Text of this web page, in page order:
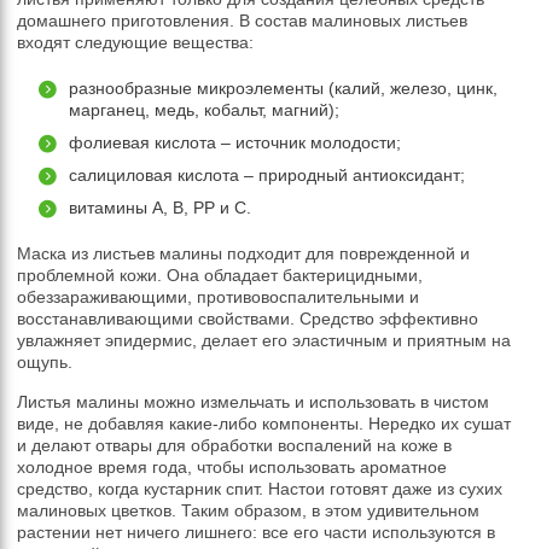
домашнего приготовления. В состав малиновых листьев
входят следующие вещества:
разнообразные микроэлементы (калий, железо, цинк,
марганец, медь, кобальт, магний);
фолиевая кислота – источник молодости;
салициловая кислота – природный антиоксидант;
витамины А, В, РР и С.
Маска из листьев малины подходит для поврежденной и
проблемной кожи. Она обладает бактерицидными,
обеззараживающими, противовоспалительными и
восстанавливающими свойствами. Средство эффективно
увлажняет эпидермис, делает его эластичным и приятным на
ощупь.
Листья малины можно измельчать и использовать в чистом
виде, не добавляя какие-либо компоненты. Нередко их сушат
и делают отвары для обработки воспалений на коже в
холодное время года, чтобы использовать ароматное
средство, когда кустарник спит. Настои готовят даже из сухих
малиновых цветков. Таким образом, в этом удивительном
растении нет ничего лишнего: все его части используются в